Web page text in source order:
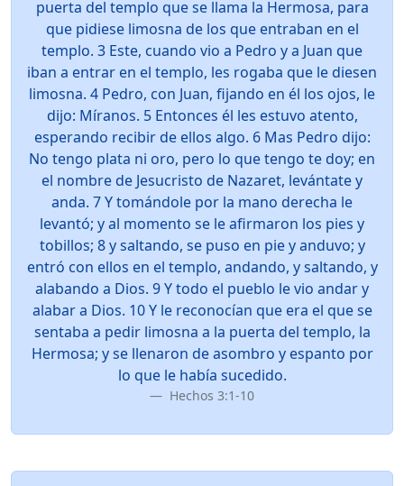
puerta del templo que se llama la Hermosa, para
que pidiese limosna de los que entraban en el
templo. 3 Este, cuando vio a Pedro y a Juan que
iban a entrar en el templo, les rogaba que le diesen
limosna. 4 Pedro, con Juan, fijando en él los ojos, le
dijo: Míranos. 5 Entonces él les estuvo atento,
esperando recibir de ellos algo. 6 Mas Pedro dijo:
No tengo plata ni oro, pero lo que tengo te doy; en
el nombre de Jesucristo de Nazaret, levántate y
anda. 7 Y tomándole por la mano derecha le
levantó; y al momento se le afirmaron los pies y
tobillos; 8 y saltando, se puso en pie y anduvo; y
entró con ellos en el templo, andando, y saltando, y
alabando a Dios. 9 Y todo el pueblo le vio andar y
alabar a Dios. 10 Y le reconocían que era el que se
sentaba a pedir limosna a la puerta del templo, la
Hermosa; y se llenaron de asombro y espanto por
lo que le había sucedido.
Hechos 3:1-10